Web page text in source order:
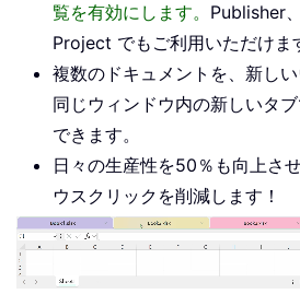
覧を有効にします。 Publisher
Project でもご利用いただけま
複数のドキュメントを、新しい
同じウィンドウ内の新しいタ
できます。
日々の生産性を50％も向上さ
ウスクリックを削減します！